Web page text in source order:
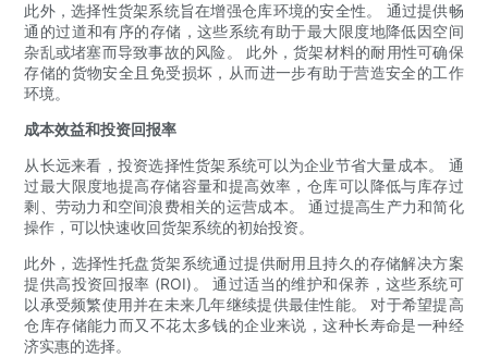
此外，选择性货架系统旨在增强仓库环境的安全性。 通过提供畅
通的过道和有序的存储，这些系统有助于最大限度地降低因空间
杂乱或堵塞而导致事故的风险。 此外，货架材料的耐用性可确保
存储的货物安全且免受损坏，从而进一步有助于营造安全的工作
环境。
成本效益和投资回报率
从长远来看，投资选择性货架系统可以为企业节省大量成本。 通
过最大限度地提高存储容量和提高效率，仓库可以降低与库存过
剩、劳动力和空间浪费相关的运营成本。 通过提高生产力和简化
操作，可以快速收回货架系统的初始投资。
此外，选择性托盘货架系统通过提供耐用且持久的存储解决方案
提供高投资回报率 (ROI)。 通过适当的维护和保养，这些系统可
以承受频繁使用并在未来几年继续提供最佳性能。 对于希望提高
仓库存储能力而又不花太多钱的企业来说，这种长寿命是一种经
济实惠的选择。